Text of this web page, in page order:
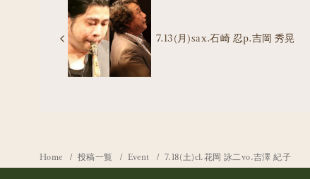
7.13(月)sax.石崎 忍p.吉岡 秀晃
Home 投稿一覧 Event 7.18(土)cl.花岡 詠二vo.吉澤 紀子